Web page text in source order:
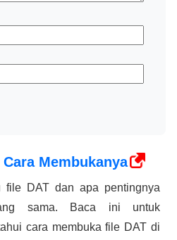
Membukanya
file DAT dan apa pentingnya
sama. Baca ini untuk
cara membuka file DAT di